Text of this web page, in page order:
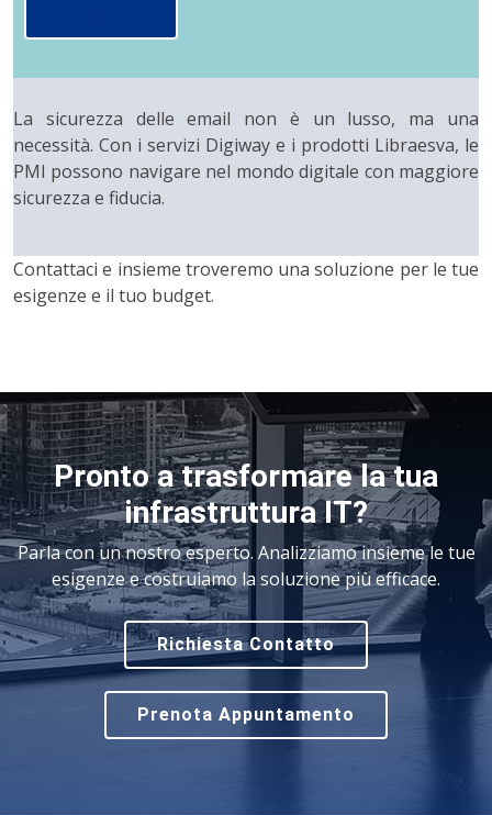
La sicurezza delle email non è un lusso, ma una
necessità. Con i servizi Digiway e i prodotti Libraesva, le
PMI possono navigare nel mondo digitale con maggiore
sicurezza e fiducia.
Contattaci e insieme troveremo una soluzione per le tue
esigenze e il tuo budget.
Pronto a trasformare la tua
infrastruttura IT?
Parla con un nostro esperto. Analizziamo insieme le tue
esigenze e costruiamo la soluzione più efficace.
Richiesta Contatto
Prenota Appuntamento